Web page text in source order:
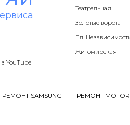
YouTube
Театральная
Золотые ворота
Пл.
Житомирская
РЕМОНТ SAMSUNG РЕМОНТ